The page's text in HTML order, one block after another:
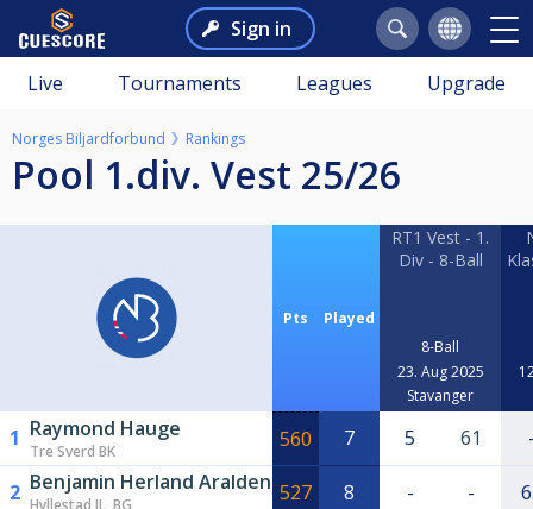
Sign in
Live Tournaments Leagues Upgrade
Norges Biljardforbund Rankings
Pool 1.div. Vest 25/26
Pts Played
RT1 Vest - 1.
Div - 8-Ball
8-Ball
23. Aug 2025
Stavanger
1 Raymond Hauge
Tre Sverd BK 560 7 5 61
2 Benjamin Herland Aralden 527 8 - -